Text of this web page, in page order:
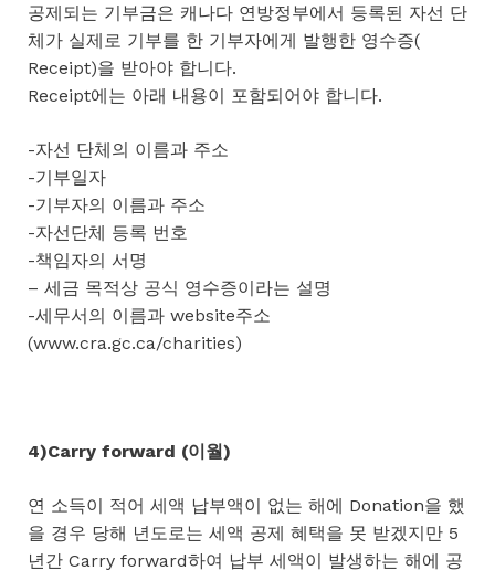
공제되는 기부금은 캐나다 연방정부에서 등록된 자선 단
체가 실제로 기부를 한 기부자에게 발행한 영수증(
Receipt)을 받아야 합니다.
Receipt에는 아래 내용이 포함되어야 합니다.
-자선 단체의 이름과 주소
-기부일자
-기부자의 이름과 주소
-자선단체 등록 번호
-책임자의 서명
– 세금 목적상 공식 영수증이라는 설명
-세무서의 이름과 website주소
(www.cra.gc.ca/charities)
4)Carry forward (이월)
연 소득이 적어 세액 납부액이 없는 해에 Donation을 했
을 경우 당해 년도로는 세액 공제 혜택을 못 받겠지만 5
년간 Carry forward하여 납부 세액이 발생하는 해에 공